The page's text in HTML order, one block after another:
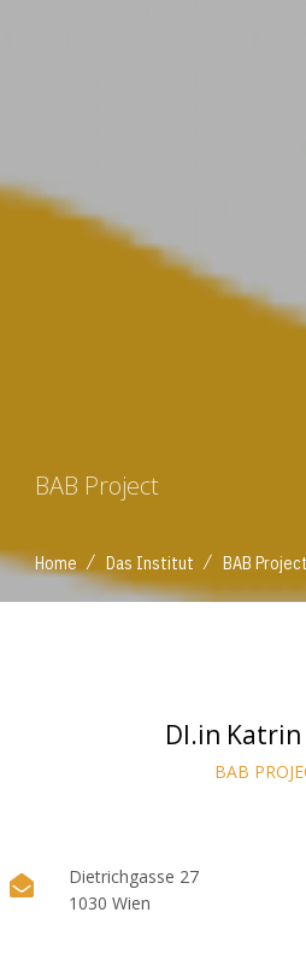
BAB Project
Home / Das Institut / BAB Project
DI.in
BAB
Dietrichgasse 27
1030 Wien